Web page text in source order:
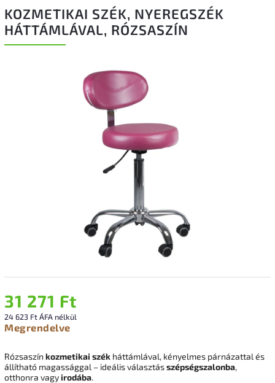
KOZMETIKAI SZÉK, NYEREGSZÉK
HÁTTÁMLÁVAL, RÓZSASZÍN
31 271 Ft
24 623 Ft ÁFA nélkül
Megrendelve
Rózsaszín kozmetikai szék háttámlával, kényelmes párnázattal és
állítható magassággal – ideális választásszépségszalonba,
otthonra vagyirodába.